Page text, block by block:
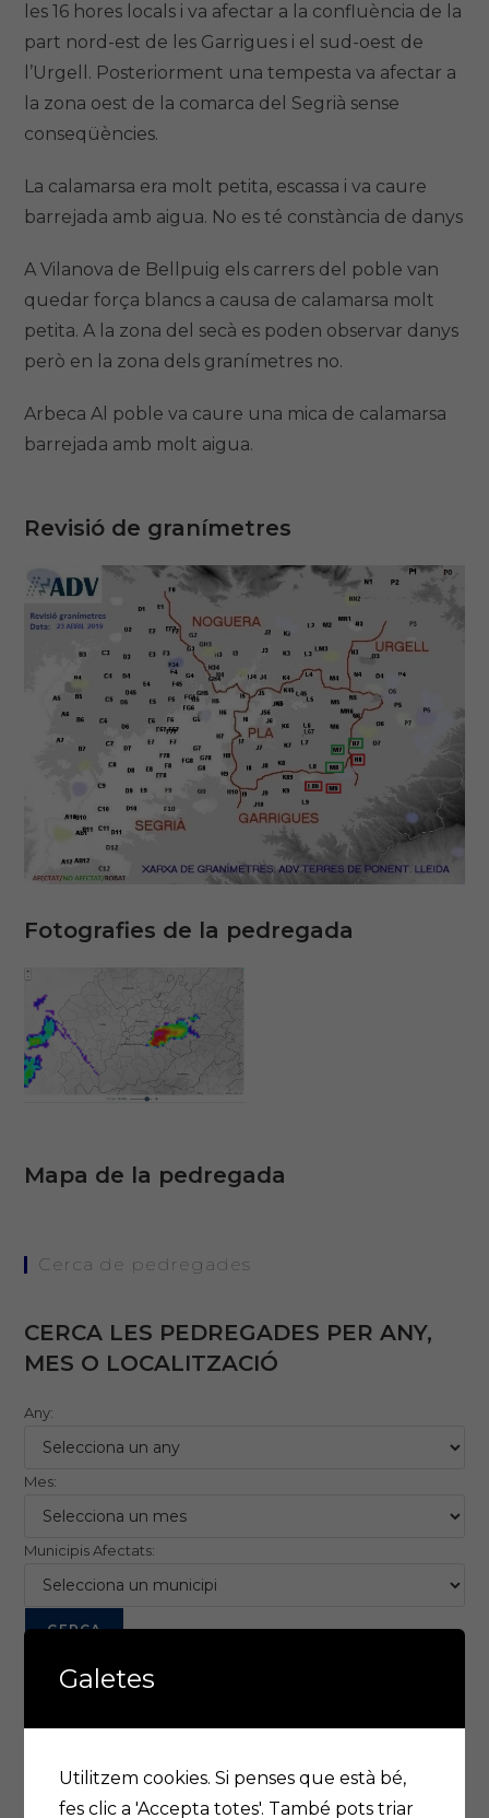
les 16 hores locals i va afectar a la confluència de la
part nord-est de les Garrigues i el sud-oest de
l’Urgell. Posteriorment una tempesta va afectar a
la zona oest de la comarca del Segrià sense
conseqüències.
La calamarsa era molt petita, escassa i va caure
barrejada amb aigua. No es té constància de danys
A Vilanova de Bellpuig els carrers del poble van
quedar força blancs a causa de calamarsa molt
petita. A la zona del secà es poden observar danys
però en la zona dels granímetres no.
Arbeca Al poble va caure una mica de calamarsa
barrejada amb molt aigua.
Revisió de granímetres
Fotografies de la pedregada
Mapa de la pedregada
Cerca de pedregades
CERCA LES PEDREGADES PER ANY,
MES O LOCALITZACIÓ
Any:
Mes:
Municipis Afectats:
Galetes
Utilitzem cookies. Si penses que està bé,
fes clic a 'Accepta totes'. També pots triar